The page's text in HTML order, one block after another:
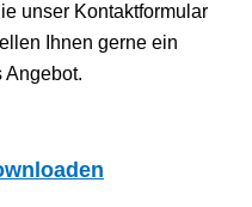
unser Kontaktformular
Ihnen gerne ein
Angebot.